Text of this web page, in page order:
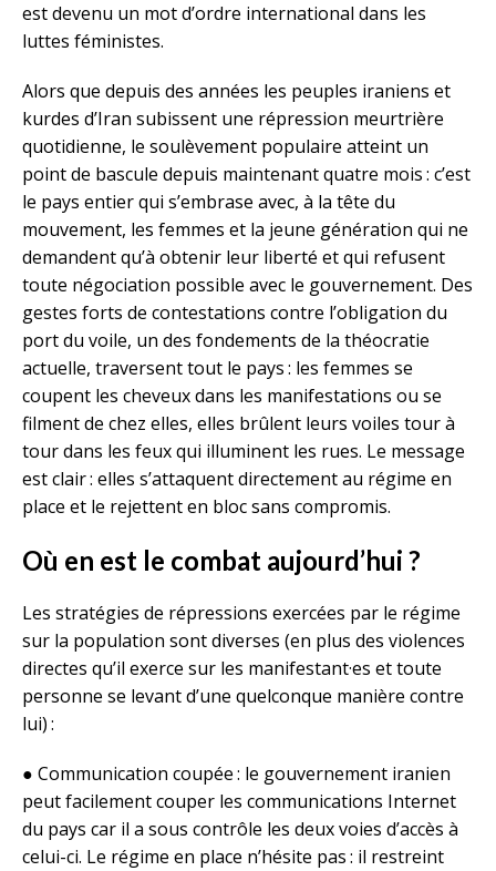
est devenu un mot d’ordre international dans les
luttes féministes.
Alors que depuis des années les peuples iraniens et
kurdes d’Iran subissent une répression meurtrière
quotidienne, le soulèvement populaire atteint un
point de bascule depuis maintenant quatre mois : c’est
le pays entier qui s’embrase avec, à la tête du
mouvement, les femmes et la jeune génération qui ne
demandent qu’à obtenir leur liberté et qui refusent
toute négociation possible avec le gouvernement. Des
gestes forts de contestations contre l’obligation du
port du voile, un des fondements de la théocratie
actuelle, traversent tout le pays : les femmes se
coupent les cheveux dans les manifestations ou se
filment de chez elles, elles brûlent leurs voiles tour à
tour dans les feux qui illuminent les rues. Le message
est clair : elles s’attaquent directement au régime en
place et le rejettent en bloc sans compromis.
Où en est le combat aujourd’hui ?
Les stratégies de répressions exercées par le régime
sur la population sont diverses (en plus des violences
directes qu’il exerce sur les manifestant·es et toute
personne se levant d’une quelconque manière contre
lui) :
● Communication coupée : le gouvernement iranien
peut facilement couper les communications Internet
du pays car il a sous contrôle les deux voies d’accès à
celui-ci. Le régime en place n’hésite pas : il restreint